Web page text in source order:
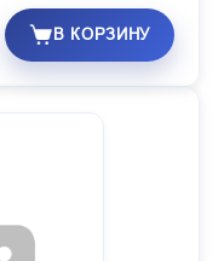
В КОРЗИНУ